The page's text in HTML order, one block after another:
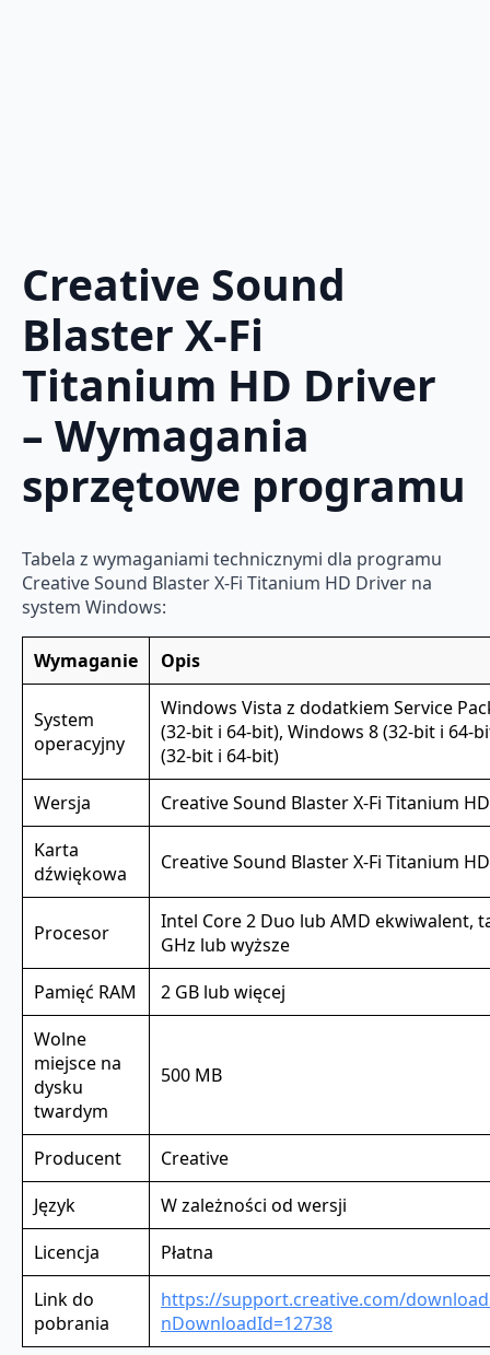
Creative Sound
Blaster X-Fi
Titanium HD Driver
– Wymagania
sprzętowe programu
Tabela z wymaganiami technicznymi dla programu
Creative Sound Blaster X-Fi Titanium HD Driver na
system Windows:
Wymaganie Opis
System
operacyjny
Windows Vista z dodatkiem Service
(32-bit i 64-bit), Windows 8 (32-bit i 64-
(32-bit i 64-bit)
Wersja
Creative Sound Blaster X-Fi Titanium
Karta
dźwiękowa
Creative Sound Blaster X-Fi Titanium HD
Procesor
Intel Core 2 Duo lub AMD ekwiwalent,
GHz lub wyższe
Pamięć RAM
2 GB lub więcej
Wolne
miejsce na
dysku
twardym
500 MB
Producent
Creative
Język
W zależności od wersji
Licencja
Płatna
Link do
pobrania
https://support.creative.com/
nDownloadId=12738